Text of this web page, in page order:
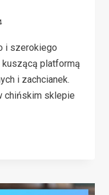
i szerokiego
kuszącą platformą
i zachcianek.
chińskim sklepie